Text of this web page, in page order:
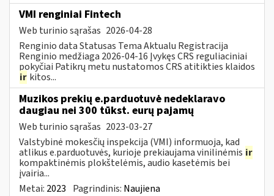
VMI renginiai Fintech
Web turinio sąrašas 2026-04-28
Renginio data Statusas Tema Aktualu Registracija
Renginio medžiaga 2026-04-16 Įvykęs CRS reguliaciniai
pokyčiai Patikrų metu nustatomos CRS atitikties klaidos
ir kitos...
Muzikos prekių e.parduotuvė nedeklaravo
daugiau nei 300 tūkst. eurų pajamų
Web turinio sąrašas 2023-03-27
Valstybinė mokesčių inspekcija (VMI) informuoja, kad
atlikus e.parduotuvės, kurioje prekiaujama vinilinėmis ir
kompaktinėmis plokštelėmis, audio kasetėmis bei
įvairia...
Metai: 2023 Pagrindinis: Naujiena